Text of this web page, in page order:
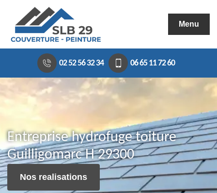
Menu
02 52 56 32 34 06 65 11 72 60
Entreprise hydrofuge toiture
Guilligomarc H 29300
Nos realisations